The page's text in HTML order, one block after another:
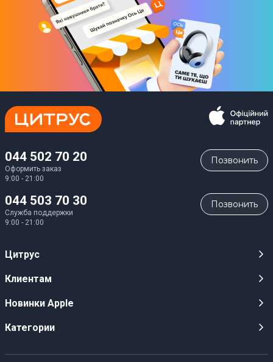
044 502 70 20
Оформить заказ
9:00 - 21:00
Позвонить
044 503 70 30
Служба поддержки
9:00 - 21:00
Позвонить
Цитрус
Карьера
Оптовым клиентам
Клиентам
Публичные оферты
Инструкции и прошивки
Новинки Apple
iPhone 17
Категории